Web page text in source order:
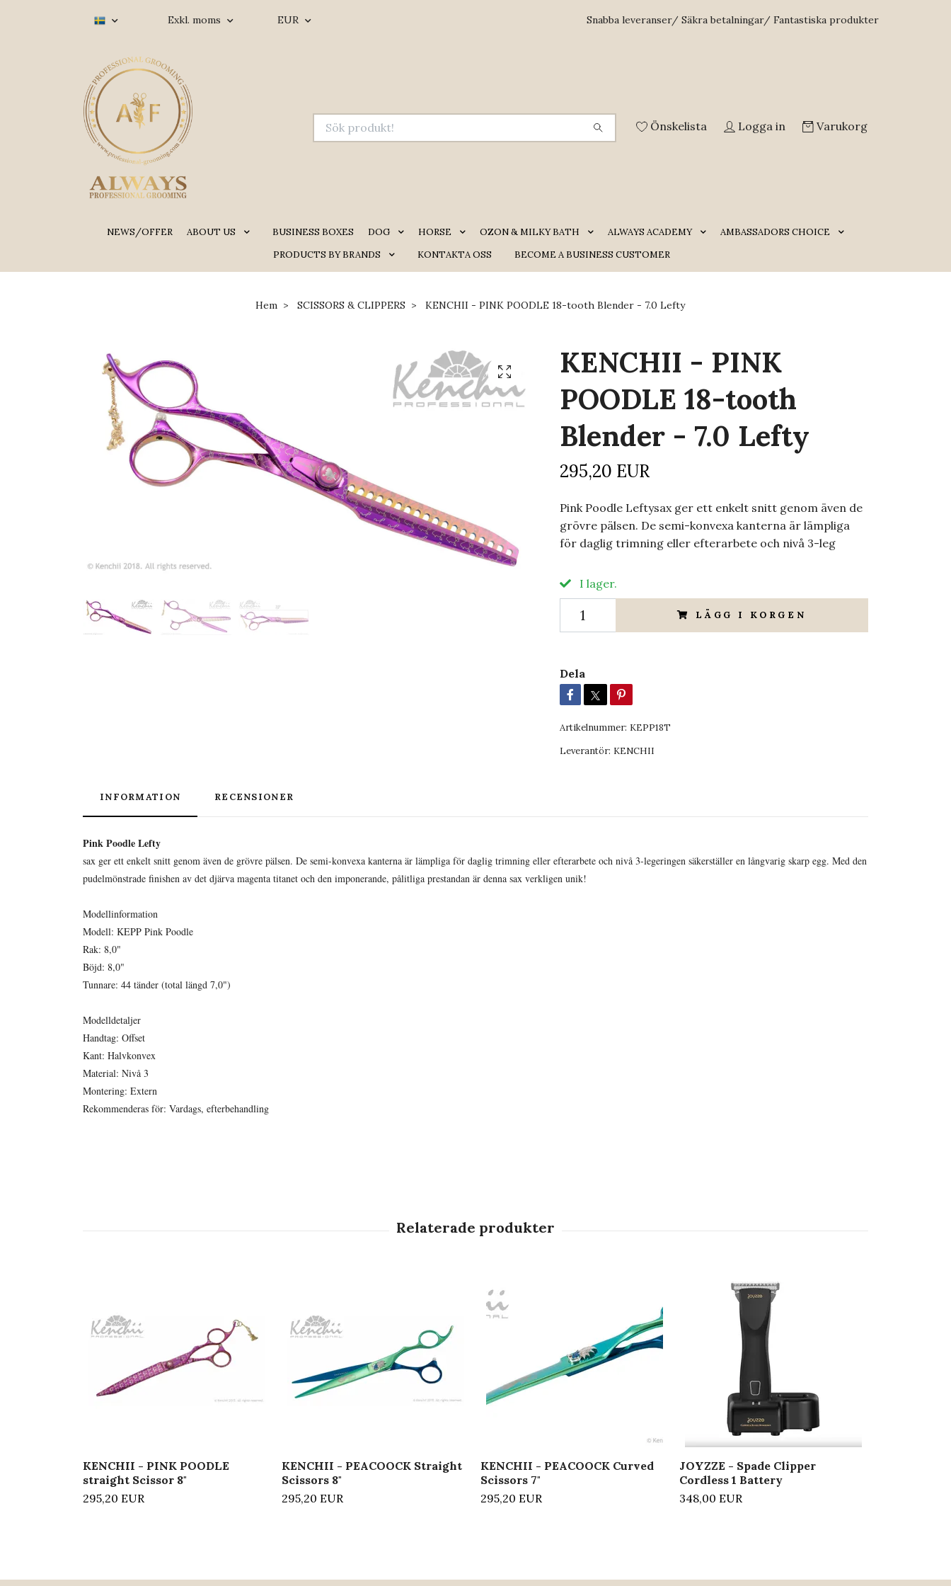
Exkl. moms EUR Snabba leveranser/ Säkra betalningar/ Fantastiska produkter
Önskelista Logga in Varukorg
NEWS/OFFER ABOUT US BUSINESS BOXES DOG HORSE OZON & MILKY BATH ALWAYS ACADEMY
AMBASSADORS CHOICE
PRODUCTS BY BRANDS
KONTAKTA OSS BECOME A BUSINESS CUSTOMER
Hem SCISSORS & CLIPPERS KENCHII - PINK POODLE 18-tooth Blender - 7.0 Lefty
KENCHII - PINK
POODLE 18-tooth
Blender - 7.0 Lefty
295,20 EUR
Pink Poodle Leftysax ger ett enkelt snitt genom även de
grövre pälsen. De semi-konvexa kanterna är lämpliga
för daglig trimning eller efterarbete och nivå 3-leg
I lager.
LÄGG I KORGEN
Dela
Artikelnummer: KEPP18T
Leverantör: KENCHII
INFORMATION RECENSIONER
Pink Poodle Lefty
sax ger ett enkelt snitt genom även de grövre pälsen. De semi-konvexa kanterna är lämpliga för daglig trimning eller efterarbete och nivå 3-legeringen säkerställer en långvarig skarp egg. Med den
pudelmönstrade finishen av det djärva magenta titanet och den imponerande, pålitliga prestandan är denna sax verkligen unik!
Modellinformation
Modell: KEPP Pink Poodle
Rak: 8,0"
Böjd: 8,0"
Tunnare: 44 tänder (total längd 7,0")
Modelldetaljer
Handtag: Offset
Kant: Halvkonvex
Material: Nivå 3
Montering: Extern
Rekommenderas för: Vardags, efterbehandling
KENCHII - PINK POODLE
straight Scissor 8"
295,20 EUR
KENCHII - PEACOOCK Straight
Scissors 8"
295,20 EUR
KENCHII - PEACOOCK Curved
Scissors 7"
295,20 EUR
JOYZZE - Spade Clipper
Cordless 1 Battery
348,00 EUR